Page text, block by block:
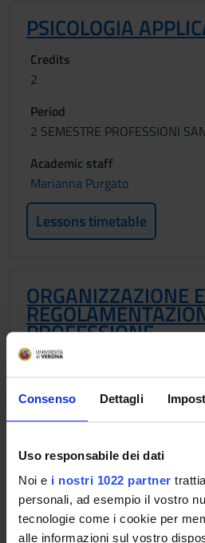
Consenso Dettagli
Uso responsabile dei dati
Noi e i nostri 1022 partner
personali, ad esempio il vostro
tecnologie come i cookie per
alle informazioni sul vostro
PSICOLOGIA
Credits
2
Period
2 SEMESTRE PROFESSIONI
Academic staff
Marianna Purgato
Lessons timetable
ORGANIZZAZIONE E
PROFESSIONE
Credits
1
Period
Academic staff
Not yet assigned
Lessons timetable